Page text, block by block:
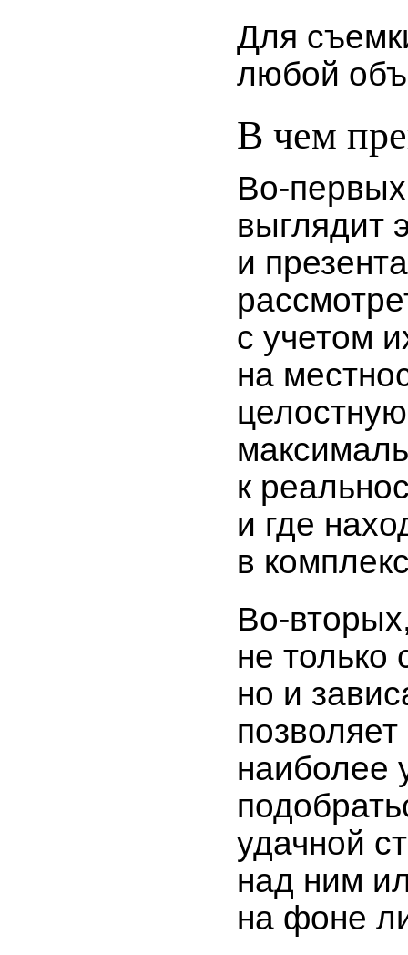
Для
любой
В чем
Во-
выглядит
и
с учетом
на
к
и где
в
Во-
не только
но и
наиболее
удачной
над ним
на фоне